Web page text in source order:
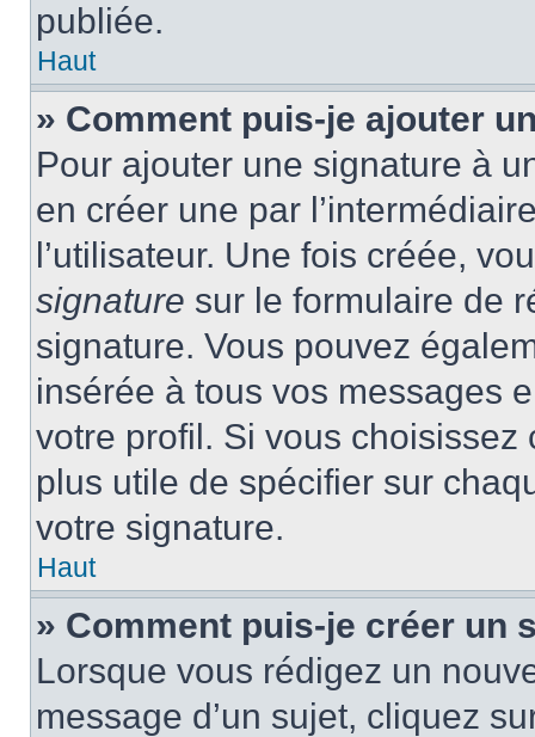
publiée.
Haut
» Comment puis-je ajouter
Pour ajouter une signature à
en créer une par
l’utilisateur. Une fois créée,
signature sur le formulaire de
signature. Vous pouvez
insérée à tous vos messages
votre profil. Si vous
plus utile de spécifier sur
votre signature.
Haut
» Comment puis-je créer un
Lorsque vous rédigez un
message d’un sujet, cliquez